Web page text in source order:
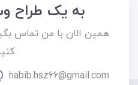
به یک طراح
همین الان با من تماس
habib.hsz66@gmail.com